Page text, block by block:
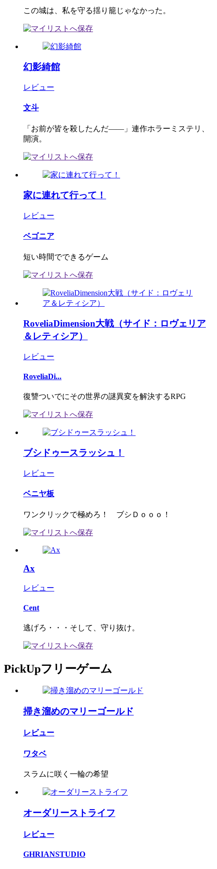
この城は、私を守る揺り籠じゃなかった。
幻影綺館
レビュー
文斗
「お前が皆を殺したんだ――」連作ホラーミステリ、
開演。
家に連れて行って！
レビュー
ベゴニア
短い時間でできるゲーム
RoveliaDimension大戦（サイド：ロヴェリア
＆レティシア）
レビュー
RoveliaDi...
復讐ついでにその世界の謎異変を解決するRPG
ブシドゥースラッシュ！
レビュー
ベニヤ板
ワンクリックで極めろ！ ブシＤｏｏｏ！
Ax
レビュー
Cent
逃げろ・・・そして、守り抜け。
PickUpフリーゲーム
掃き溜めのマリーゴールド
レビュー
ワタベ
スラムに咲く一輪の希望
オーダリーストライフ
レビュー
GHRIANSTUDIO